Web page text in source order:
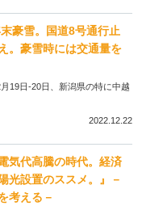
豪雪。国道8号通行止
。豪雪時には交通量を
19日-20日、新潟県の特に中越
2022.12.22
気代高騰の時代。経済
光設置のススメ。』－
考える－